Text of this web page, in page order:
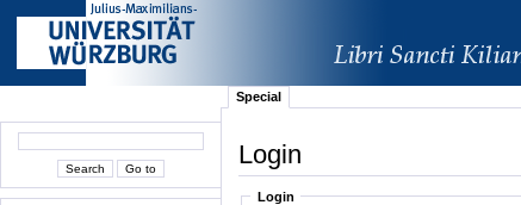
Special
Login
Login